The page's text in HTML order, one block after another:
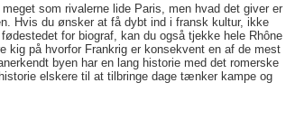
som rivalerne lide Paris, men hvad det giver er
Hvis du ønsker at få dybt ind i fransk kultur, ikke
for biograf, kan du også tjekke hele Rhône
kig på hvorfor Frankrig er konsekvent en af de mest
byen har en lang historie med det romerske
elskere til at tilbringe dage tænker kampe og